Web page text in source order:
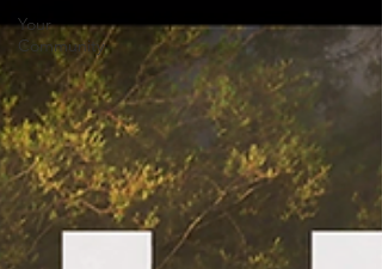
Your
Community